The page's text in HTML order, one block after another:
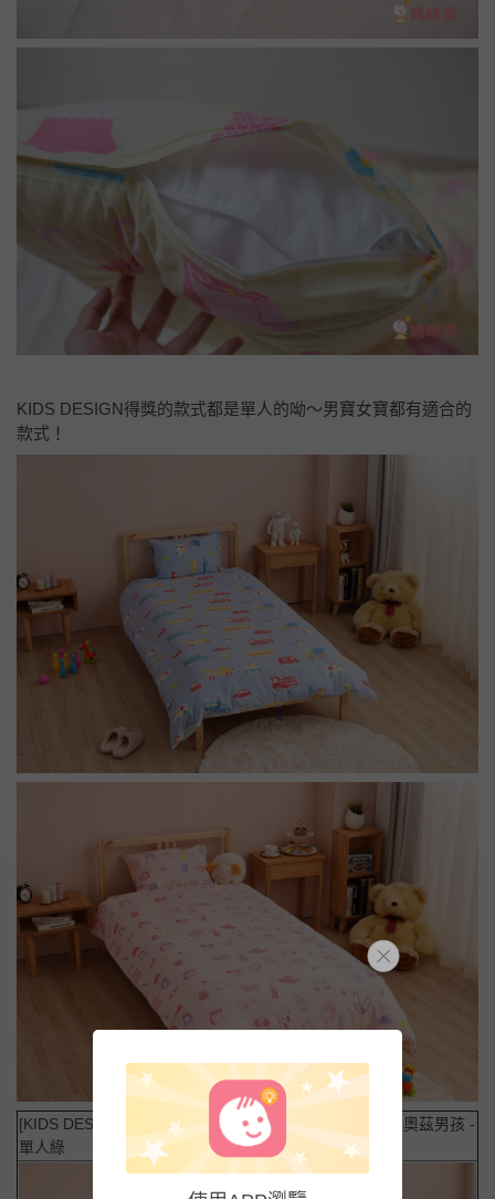
KIDS DESIGN得獎的款式都是單人的呦～男寶女寶都有適合的
款式！
[KIDS DESIGN得獎款]奧茲男孩 -
單人綠
[KIDS DESIGN得獎款]奧茲男孩 -
單人藍